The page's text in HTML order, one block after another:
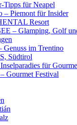
Tipps für Neapel
– Piemont für Insider
Resort
– Glamping, Golf
Genuss im Trentino
Südtirol
für
Gourmet Festival